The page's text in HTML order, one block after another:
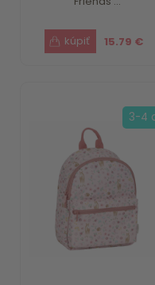
15.79 €
3-4